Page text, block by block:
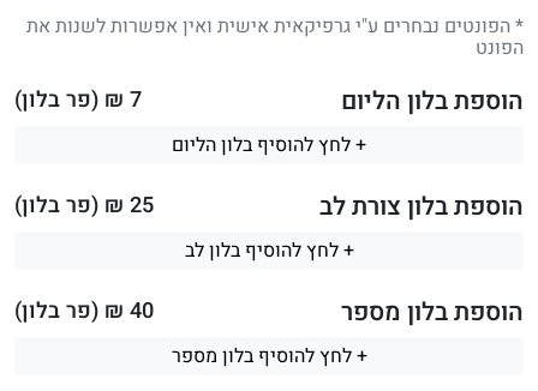
* הפונטים נבחרים ע"י גרפיקאית אישית ואין אפשרות לשנות את
הפונט
הוספת בלון הליום 7 ₪ (פר בלון)
+ לחץ להוסיף בלון הליום
הוספת בלון צורת לב 25 ₪ (פר בלון)
+ לחץ להוסיף בלון לב
הוספת בלון מספר 40 ₪ (פר בלון)
+ לחץ להוסיף בלון מספר